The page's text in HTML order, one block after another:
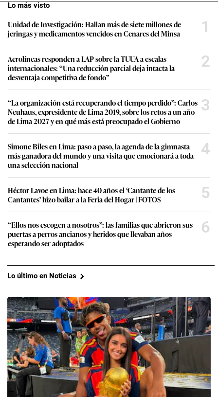
Lo más visto
Unidad de Investigación: Hallan más de siete millones de
jeringas y medicamentos vencidos en Cenares del Minsa
1
Aerolíneas responden a LAP sobre la TUUA a escalas
internacionales: “Una reducción parcial deja intacta la
desventaja competitiva de fondo”
2
“La organización está recuperando el tiempo perdido”: Carlos
Neuhaus, expresidente de Lima 2019, sobre los retos a un año
de Lima 2027 y en qué más está preocupado el Gobierno
3
Simone Biles en Lima: paso a paso, la agenda de la gimnasta
más ganadora del mundo y una visita que emocionará a toda
una selección nacional
4
Héctor Lavoe en Lima: hace 40 años el ‘Cantante de los
Cantantes’ hizo bailar a la Feria del Hogar | FOTOS
5
“Ellos nos escogen a nosotros”: las familias que abrieron sus
puertas a perros ancianos y heridos que llevaban años
esperando ser adoptados
6
Lo último en Noticias